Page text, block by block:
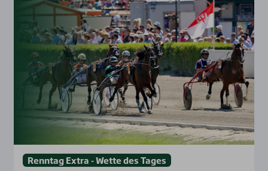
Renntag Extra - Wette des Tages